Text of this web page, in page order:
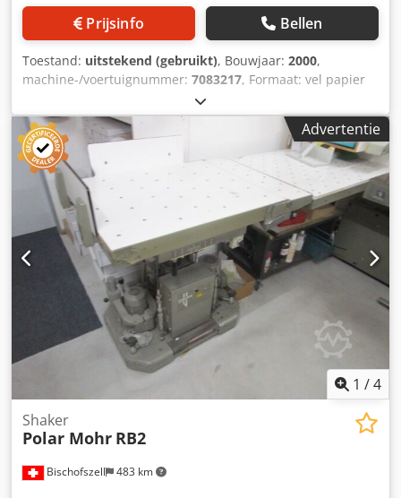
Prijsinfo Bellen
Toestand: uitstekend (gebruikt), Bouwjaar: 2000,
machine-/voertuignummer: 7083217, Formaat: vel papier
50x70 cm Crjdpfjyzz N Nex Ab Aof
Advertentie
1 /4
Bischofszell 483 km
Shaker
Polar Mohr RB2